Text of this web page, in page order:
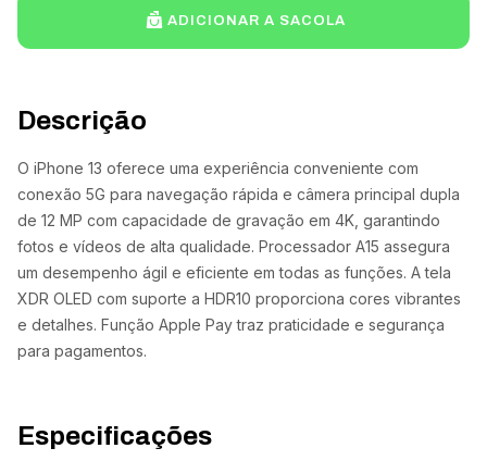
Descrição
O iPhone 13 oferece uma experiência conveniente com
conexão 5G para navegação rápida e câmera principal dupla
de 12 MP com capacidade de gravação em 4K, garantindo
fotos e vídeos de alta qualidade. Processador A15 assegura
um desempenho ágil e eficiente em todas as funções. A tela
XDR OLED com suporte a HDR10 proporciona cores vibrantes
e detalhes. Função Apple Pay traz praticidade e segurança
para pagamentos.
Especificações
ADICIONAR A SACOLA